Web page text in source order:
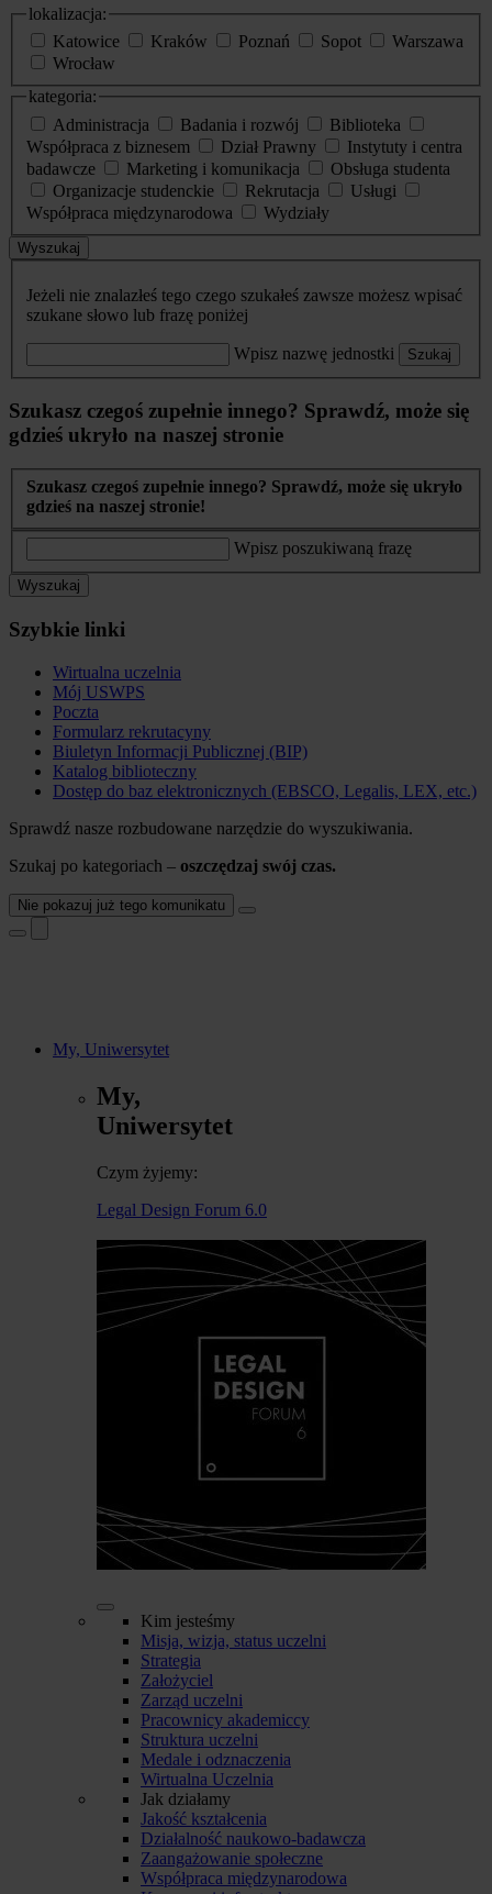
lokalizacja:
Katowice
Kraków Poznań Sopot
Warszawa
Wrocław
kategoria:
Administracja
Badania i rozwój
Biblioteka
Współpraca z biznesem
Dział Prawny
Instytuty i centra
badawcze
Marketing i komunikacja
Obsługa studenta
Organizacje studenckie
Rekrutacja
Usługi
Współpraca międzynarodowa
Wydziały
Wyszukaj
Jeżeli nie znalazłeś tego czego szukałeś zawsze możesz wpisać
szukane słowo lub frazę poniżej
Wpisz nazwę jednostki Szukaj
Szukasz czegoś zupełnie innego? Sprawdź, może się
gdzieś ukryło na naszej stronie
Szukasz czegoś zupełnie innego? Sprawdź, może się ukryło
gdzieś na naszej stronie!
Wpisz poszukiwaną frazę
Wyszukaj
Szybkie linki
Wirtualna uczelnia
Mój USWPS
Poczta
Formularz rekrutacyny
Biuletyn Informacji Publicznej (BIP)
Katalog biblioteczny
Dostęp do baz elektronicznych (EBSCO, Legalis, LEX, etc.)
Sprawdź nasze rozbudowane narzędzie do wyszukiwania.
Szukaj po kategoriach – oszczędzaj swój czas.
Nie pokazuj już tego komunikatu
My, Uniwersytet
My,
Uniwersytet
Czym żyjemy:
Legal Design Forum 6.0
Kim jesteśmy
Misja, wizja, status uczelni
Strategia
Założyciel
Zarząd uczelni
Pracownicy akademiccy
Struktura uczelni
Medale i odznaczenia
Wirtualna Uczelnia
Jak działamy
Jakość kształcenia
Działalność naukowo-badawcza
Zaangażowanie społeczne
Współpraca międzynarodowa